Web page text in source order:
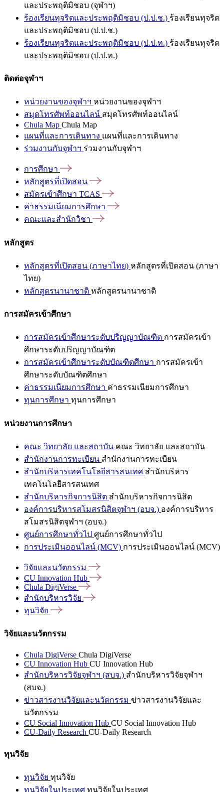
และประพฤติมิชอบ (จุฬาฯ)
ร้องเรียนทุจริตและประพฤติมิชอบ (ป.ป.ช.) ร้องเรียนทุจริต
และประพฤติมิชอบ (ป.ป.ช.)
ร้องเรียนทุจริตและประพฤติมิชอบ (ป.ป.ท.) ร้องเรียนทุจริต
และประพฤติมิชอบ (ป.ป.ท.)
ติดต่อจุฬาฯ
หน่วยงานของจุฬาฯ หน่วยงานของจุฬาฯ
สมุดโทรศัพท์ออนไลน์ สมุดโทรศัพท์ออนไลน์
Chula Map Chula Map
แผนที่และการเดินทาง แผนที่และการเดินทาง
ร่วมงานกับจุฬาฯ ร่วมงานกับจุฬาฯ
การศึกษา
หลักสูตรที่เปิดสอน
สมัครเข้าศึกษา TCAS
ค่าธรรมเนียมการศึกษา
คณะและสำนักวิชา
หลักสูตร
หลักสูตรที่เปิดสอน (ภาษาไทย) หลักสูตรที่เปิดสอน (ภาษา
ไทย)
หลักสูตรนานาชาติ หลักสูตรนานาชาติ
การสมัครเข้าศึกษา
การสมัครเข้าศึกษาระดับปริญญาบัณฑิต การสมัครเข้า
ศึกษาระดับปริญญาบัณฑิต
การสมัครเข้าศึกษาระดับบัณฑิตศึกษา การสมัครเข้า
ศึกษาระดับบัณฑิตศึกษา
ค่าธรรมเนียมการศึกษา ค่าธรรมเนียมการศึกษา
ทุนการศึกษา ทุนการศึกษา
หน่วยงานการศึกษา
คณะ วิทยาลัย และสถาบัน คณะ วิทยาลัย และสถาบัน
สำนักงานการทะเบียน สำนักงานการทะเบียน
สำนักบริหารเทคโนโลยีสารสนเทศ สำนักบริหาร
เทคโนโลยีสารสนเทศ
สำนักบริหารกิจการนิสิต สำนักบริหารกิจการนิสิต
องค์การบริหารสโมสรนิสิตจุฬาฯ (อบจ.) องค์การบริหาร
สโมสรนิสิตจุฬาฯ (อบจ.)
ศูนย์การศึกษาทั่วไป ศูนย์การศึกษาทั่วไป
การประเมินออนไลน์ (MCV) การประเมินออนไลน์ (MCV)
วิจัยและนวัตกรรม
CU Innovation Hub
Chula DigiVerse
สำนักบริหารวิจัย
ทุนวิจัย
วิจัยและนวัตกรรม
Chula DigiVerse Chula DigiVerse
CU Innovation Hub CU Innovation Hub
สำนักบริหารวิจัยจุฬาฯ (สบจ.) สำนักบริหารวิจัยจุฬาฯ
(สบจ.)
ข่าวสารงานวิจัยและนวัตกรรม ข่าวสารงานวิจัยและ
นวัตกรรม
CU Social Innovation Hub CU Social Innovation Hub
CU-Daily Research CU-Daily Research
ทุนวิจัย
ทุนวิจัย ทุนวิจัย
ทุนวิจัยในประเทศ ทุนวิจัยในประเทศ